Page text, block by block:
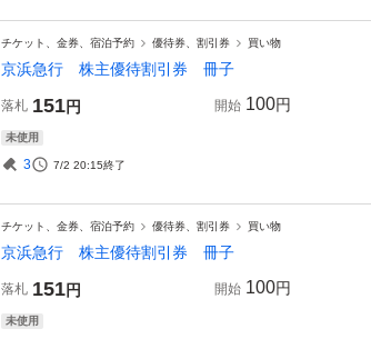
チケット、金券、宿泊予約 優待券、割引券 買い物
京浜急行 株主優待割引券 冊子
落札 151円 開始 100円
未使用
3 7/2 20:15終了
チケット、金券、宿泊予約 優待券、割引券 買い物
京浜急行 株主優待割引券 冊子
落札 151円 開始 100円
未使用